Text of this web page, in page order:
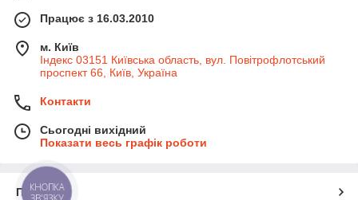
Працює з 16.03.2010
м. Київ
Індекс 03151 Київська область, вул. Повітрофлотський
проспект 66, Київ, Україна
Контакти
Сьогодні вихідний
Показати весь графік роботи
Про нас
КНОПКА
ЗВ'ЯЗКУ